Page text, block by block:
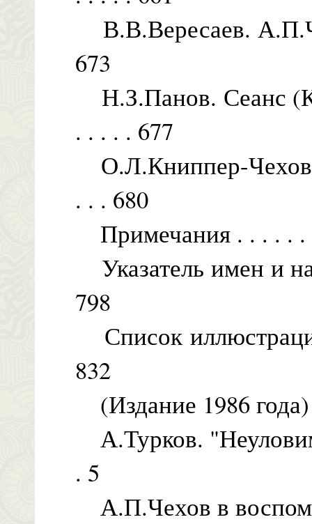
В.В.Вересаев.
673
Н.З.Панов. Сеанс
. . . . . 677
О.Л.Книппер-
. . . 680
Примечания . . . . . .
Указатель имен и
798
Список
832
(Издание 1986 года)
А.Турков.
. 5
А.П.Чехов в